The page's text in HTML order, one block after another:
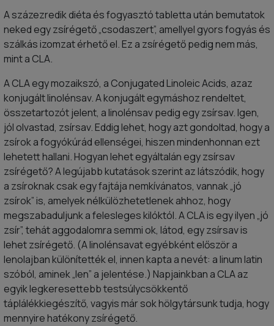
A százezredik diéta és fogyasztó tabletta után bemutatok
neked egy zsírégető „csodaszert”, amellyel gyors fogyás és
szálkás izomzat érhető el. Ez a zsírégető pedig nem más,
mint a CLA.
A CLA egy mozaikszó, a Conjugated Linoleic Acids, azaz
konjugált linolénsav. A konjugált egymáshoz rendeltet,
összetartozót jelent, a linolénsav pedig egy zsírsav. Igen,
jól olvastad, zsírsav. Eddig lehet, hogy azt gondoltad, hogy a
zsírok a fogyókúrád ellenségei, hiszen mindenhonnan ezt
lehetett hallani. Hogyan lehet egyáltalán egy zsírsav
zsírégető? A legújabb kutatások szerint az látszódik, hogy
a zsíroknak csak egy fajtája nemkívánatos, vannak „jó
zsírok” is, amelyek nélkülözhetetlenek ahhoz, hogy
megszabaduljunk a felesleges kilóktól. A CLA is egy ilyen „jó
zsír”, tehát aggodalomra semmi ok, látod, egy zsírsav is
lehet zsírégető. (A linolénsavat egyébként először a
lenolajban különítették el, innen kapta a nevét: a linum latin
szóból, aminek „len” a jelentése.) Napjainkban a CLA az
egyik legkeresettebb testsúlycsökkentő
táplálékkiegészítő, vagyis már sok hölgytársunk tudja, hogy
mennyire hatékony zsírégető.